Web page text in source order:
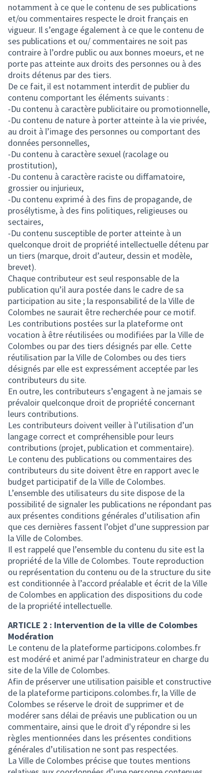
notamment à ce que le contenu de ses publications
et/ou commentaires respecte le droit français en
vigueur. Il s’engage également à ce que le contenu de
ses publications et ou/ commentaires ne soit pas
contraire à l’ordre public ou aux bonnes moeurs, et ne
porte pas atteinte aux droits des personnes ou à des
droits détenus par des tiers.
De ce fait, il est notamment interdit de publier du
contenu comportant les éléments suivants :
-Du contenu à caractère publicitaire ou promotionnelle,
-Du contenu de nature à porter atteinte à la vie privée,
au droit à l’image des personnes ou comportant des
données personnelles,
-Du contenu à caractère sexuel (racolage ou
prostitution),
-Du contenu à caractère raciste ou diffamatoire,
grossier ou injurieux,
-Du contenu exprimé à des fins de propagande, de
prosélytisme, à des fins politiques, religieuses ou
sectaires,
-Du contenu susceptible de porter atteinte à un
quelconque droit de propriété intellectuelle détenu par
un tiers (marque, droit d’auteur, dessin et modèle,
brevet).
Chaque contributeur est seul responsable de la
publication qu’il aura postée dans le cadre de sa
participation au site ; la responsabilité de la Ville de
Colombes ne saurait être recherchée pour ce motif.
Les contributions postées sur la plateforme ont
vocation à être réutilisées ou modifiées par la Ville de
Colombes ou par des tiers désignés par elle. Cette
réutilisation par la Ville de Colombes ou des tiers
désignés par elle est expressément acceptée par les
contributeurs du site.
En outre, les contributeurs s’engagent à ne jamais se
prévaloir quelconque droit de propriété concernant
leurs contributions.
Les contributeurs doivent veiller à l’utilisation d’un
langage correct et compréhensible pour leurs
contributions (projet, publication et commentaire).
Le contenu des publications ou commentaires des
contributeurs du site doivent être en rapport avec le
budget participatif de la Ville de Colombes.
L’ensemble des utilisateurs du site dispose de la
possibilité de signaler les publications ne répondant pas
aux présentes conditions générales d’utilisation afin
que ces dernières fassent l’objet d’une suppression par
la Ville de Colombes.
Il est rappelé que l’ensemble du contenu du site est la
propriété de la Ville de Colombes. Toute reproduction
ou représentation du contenu ou de la structure du site
est conditionnée à l’accord préalable et écrit de la Ville
de Colombes en application des dispositions du code
de la propriété intellectuelle.
ARTICLE 2 : Intervention de la ville de Colombes
Modération
Le contenu de la plateforme participons.colombes.fr
est modéré et animé par l'administrateur en charge du
site de la Ville de Colombes.
Afin de préserver une utilisation paisible et constructive
de la plateforme participons.colombes.fr, la Ville de
Colombes se réserve le droit de supprimer et de
modérer sans délai de préavis une publication ou un
commentaire, ainsi que le droit d'y répondre si les
règles mentionnées dans les présentes conditions
générales d’utilisation ne sont pas respectées.
La Ville de Colombes précise que toutes mentions